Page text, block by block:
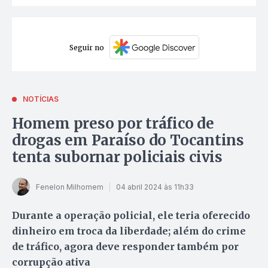
Seguir no
NOTÍCIAS
Homem preso por tráfico de
drogas em Paraíso do Tocantins
tenta subornar policiais civis
Fenelon Milhomem 04 abril 2024 às 11h33
Durante a operação policial, ele teria oferecido
dinheiro em troca da liberdade; além do crime
de tráfico, agora deve responder também por
corrupção ativa